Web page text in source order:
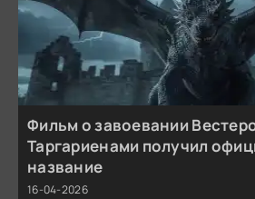
Фильм о завоевании
Таргариенами получил
название
16-04-2026